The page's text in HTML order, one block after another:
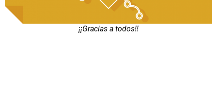
¡¡Gracias a todos!!